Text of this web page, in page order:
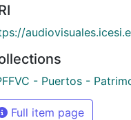
- Puertos -
Full item page